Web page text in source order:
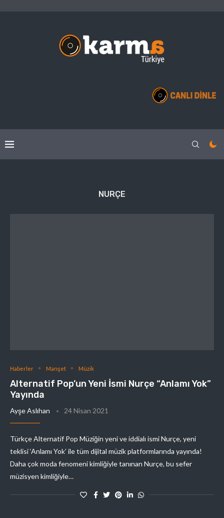
NURÇE
Haberler Manşet Müzik
Alternatif Pop’un Yeni İsmi Nurçe “Anlamı Yok”
Yayında
Ayşe Aslıhan 24 Nisan 2021
Türkçe Alternatif Pop Müziğin yeni ve iddialı ismi Nurçe, yeni
teklisi ‘Anlamı Yok’ ile tüm dijital müzik platformlarında yayında!
Daha çok moda fenomeni kimliğiyle tanınan Nurçe, bu sefer
müzisyen kimliğiyle…